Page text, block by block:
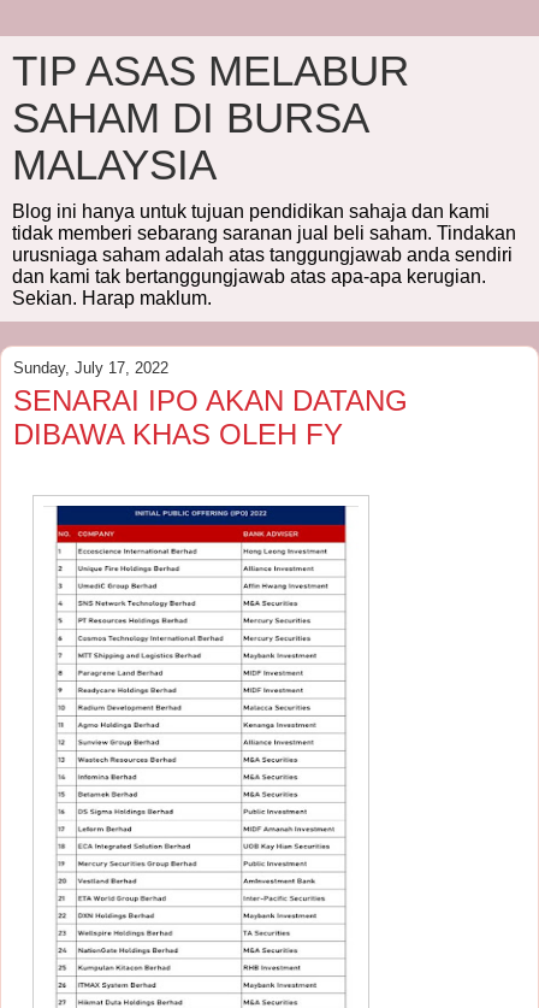
TIP ASAS MELABUR
SAHAM DI BURSA
MALAYSIA
Blog ini hanya untuk tujuan pendidikan sahaja dan kami
tidak memberi sebarang saranan jual beli saham. Tindakan
urusniaga saham adalah atas tanggungjawab anda sendiri
dan kami tak bertanggungjawab atas apa-apa kerugian.
Sekian. Harap maklum.
Sunday, July 17, 2022
SENARAI IPO AKAN DATANG
DIBAWA KHAS OLEH FY